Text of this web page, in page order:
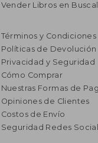
Vender Libros en
Términos y Condiciones
Políticas de Devolución
Privacidad y Seguridad
Cómo Comprar
Nuestras Formas de
Opiniones de Clientes
Costos de Envío
Seguridad Redes